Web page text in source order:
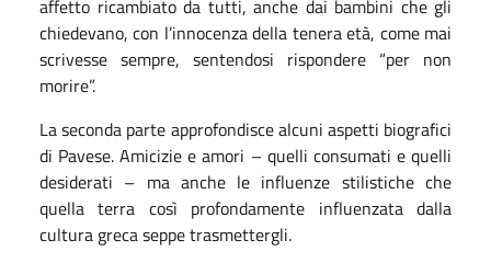
affetto ricambiato da tutti, anche dai bambini che gli
chiedevano, con l’innocenza della tenera età, come mai
scrivesse sempre, sentendosi rispondere “per non
morire”.
La seconda parte approfondisce alcuni aspetti biografici
di Pavese. Amicizie e amori – quelli consumati e quelli
desiderati – ma anche le influenze stilistiche che
quella terra così profondamente influenzata dalla
cultura greca seppe trasmettergli.